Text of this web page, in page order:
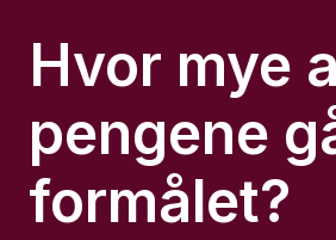
Hvor mye
pengene
formålet?